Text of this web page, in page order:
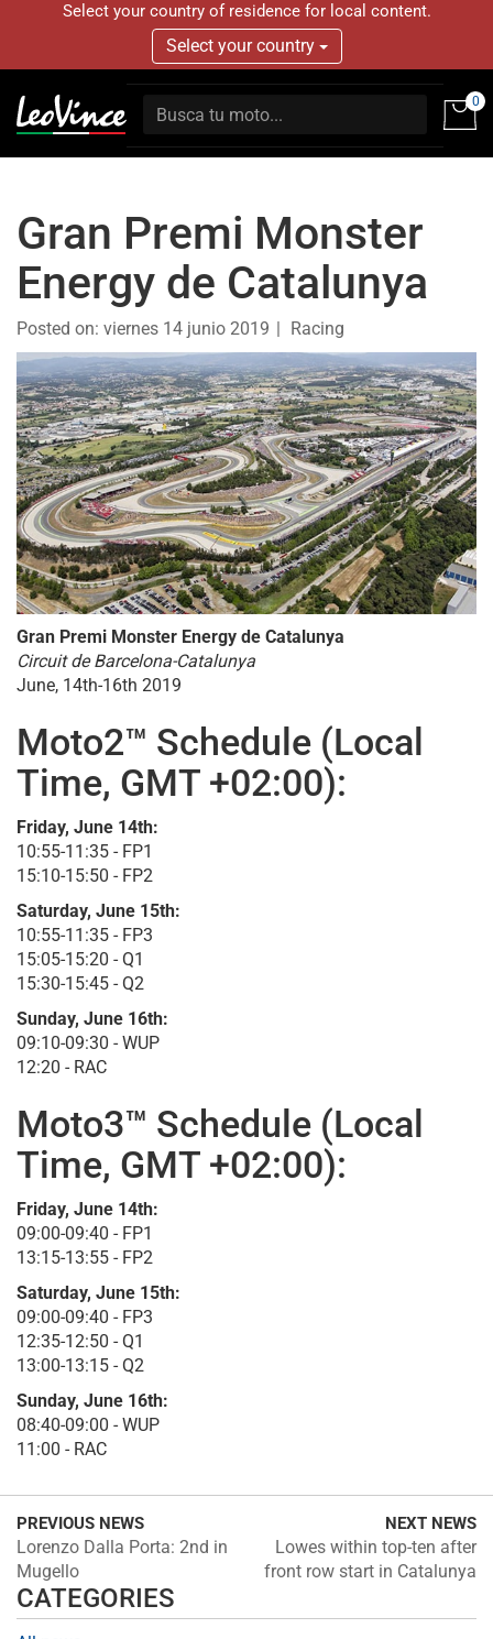
Select your country of residence for local content.
Select your country
0
Gran Premi Monster
Energy de Catalunya
Posted on: viernes 14 junio 2019 Racing
Gran Premi Monster Energy de Catalunya
Circuit de Barcelona-Catalunya
June, 14th-16th 2019
Moto2™ Schedule (Local
Time, GMT +02:00):
Friday, June 14th:
10:55-11:35 - FP1
15:10-15:50 - FP2
Saturday, June 15th:
10:55-11:35 - FP3
15:05-15:20 - Q1
15:30-15:45 - Q2
Sunday, June 16th:
09:10-09:30 - WUP
12:20 - RAC
Moto3™ Schedule (Local
Time, GMT +02:00):
Friday, June 14th:
09:00-09:40 - FP1
13:15-13:55 - FP2
Saturday, June 15th:
09:00-09:40 - FP3
12:35-12:50 - Q1
13:00-13:15 - Q2
Sunday, June 16th:
08:40-09:00 - WUP
11:00 - RAC
PREVIOUS NEWS
Lorenzo Dalla Porta: 2nd in
Mugello
NEXT NEWS
Lowes within top-ten after
front row start in Catalunya
CATEGORIES